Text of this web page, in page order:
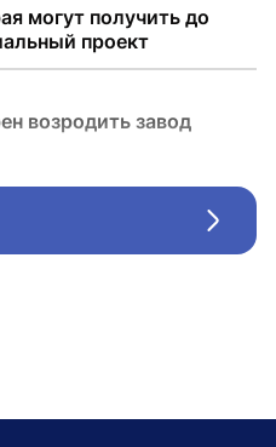
могут получить до
проект
возродить завод